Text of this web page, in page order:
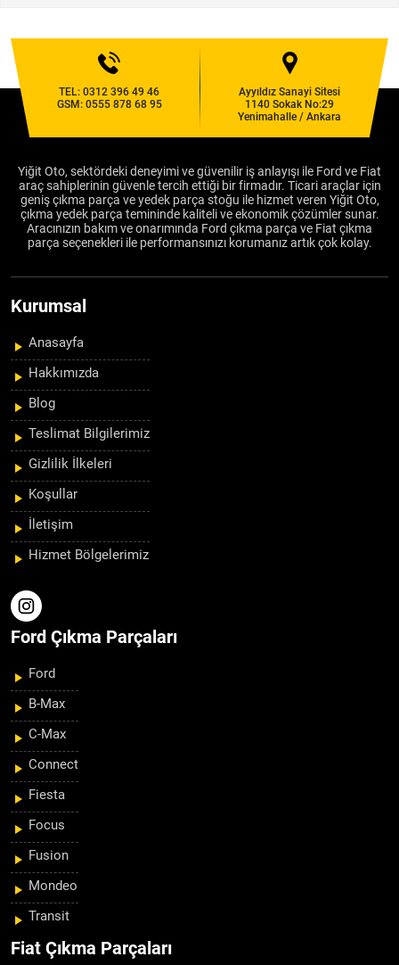
TEL:0312 396 49 46
GSM: 0555 878 68 95
Ayyıldız Sanayi Sitesi
1140 Sokak No:29
Yenimahalle / Ankara
Yiğit Oto, sektördeki deneyimi ve güvenilir iş anlayışı ile Ford ve Fiat
araç sahiplerinin güvenle tercih ettiği bir firmadır. Ticari araçlar için
geniş çıkma parça ve yedek parça stoğu ile hizmet veren Yiğit Oto,
çıkma yedek parça temininde kaliteli ve ekonomik çözümler sunar.
Aracınızın bakım ve onarımında Ford çıkma parça ve Fiat çıkma
parça seçenekleri ile performansınızı korumanız artık çok kolay.
Kurumsal
Anasayfa
Hakkımızda
Blog
Teslimat Bilgilerimiz
Gizlilik İlkeleri
Koşullar
İletişim
Hizmet Bölgelerimiz
Ford Çıkma Parçaları
Ford
B-Max
C-Max
Connect
Fiesta
Focus
Fusion
Mondeo
Transit
Fiat Çıkma Parçaları